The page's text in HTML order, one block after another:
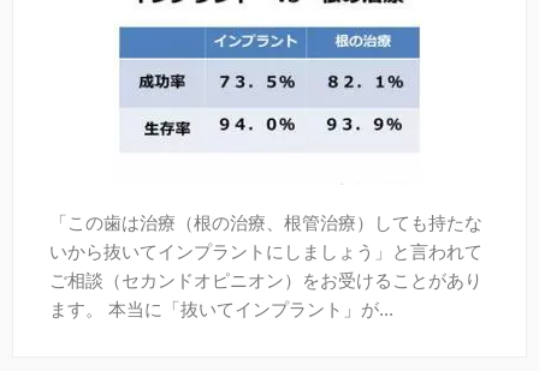
予防歯科
よく頂くご質問
「この歯は治療（根の治療、根管治療）しても持たな
いから抜いてインプラントにしましょう」と言われて
ご相談（セカンドオピニオン）をお受けることがあり
ます。 本当に「抜いてインプラント」が...